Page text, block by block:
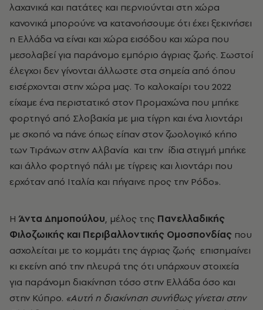
λαχανικά και πατάτες και περνιούνται στη χώρα
κανονικά μπορούνε να κατανοήσουμε ότι έχει ξεκινήσει
η Ελλάδα να είναι και χώρα εισόδου και χώρα που
μεσολαβεί για παράνομο εμπόριο άγριας ζωής. Σωστοί
έλεγχοι δεν γίνονται άλλωστε στα σημεία από όπου
εισέρχονται στην χώρα μας. Το καλοκαίρι του 2022
είχαμε ένα περιστατικό στον Προμαχώνα που μπήκε
φορτηγό από Σλοβακία με μια τίγρη και ένα λιοντάρι
με σκοπό να πάνε όπως είπαν στον ζωολογικό κήπο
των Τιράνων στην Αλβανία και την ίδια στιγμή μπήκε
και άλλο φορτηγό πάλι με τίγρεις και λιοντάρι που
ερχόταν από Ιταλία και πήγαινε προς την Ρόδο».
Η Άντα Δημοπούλου, μέλος της Πανελλαδικής
Φιλοζωικής και Περιβαλλοντικής Ομοσπονδίας που
ασχολείται με το κομμάτι της άγριας ζωής επισημαίνει
κι εκείνη από την πλευρά της ότι υπάρχουν στοιχεία
για παράνομη διακίνηση τόσο στην Ελλάδα όσο και
στην Κύπρο. «Αυτή η διακίνηση συνήθως γίνεται στην